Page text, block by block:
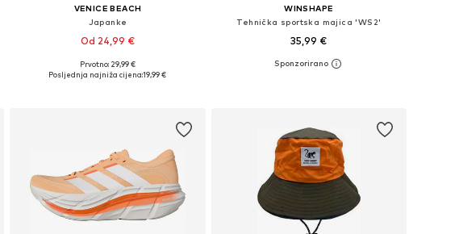
VENICE BEACH
Japanke
Od 24,99 €
Dostupno u više veličina
Prvotno: 29,99 €
Posljednja najniža cijena:19,99 €
WINSHAPE
Tehnička sportska majica 'WS2'
35,99 €
+ 6
Dostupne veličine: XS, S, M, L, XL